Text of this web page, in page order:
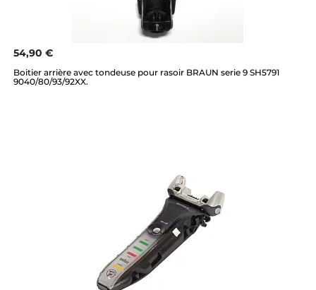
54,90 €
Boitier arrière avec tondeuse pour rasoir BRAUN serie 9 SH5791
9040/80/93/92XX.